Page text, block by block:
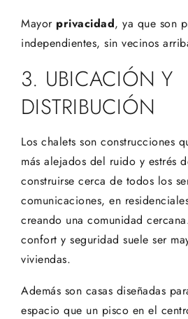
Mayor privacidad, ya que son
independientes, sin vecinos
3. UBICACIÓN Y
DISTRIBUCIÓN
Los chalets son construcciones
más alejados del ruido y estrés
construirse cerca de todos los
comunicaciones, en
creando una comunidad
confort y seguridad suele ser
viviendas.
Además son casas diseñadas
espacio que un pisco en el